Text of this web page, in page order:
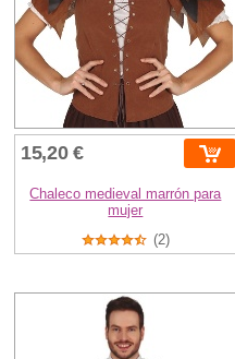
15,20 €
Chaleco medieval marrón para
mujer
(2)